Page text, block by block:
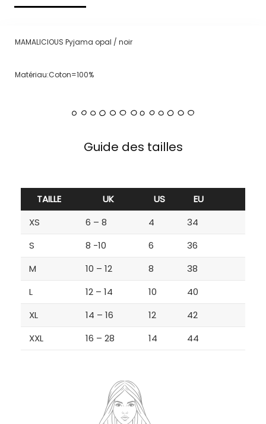
MAMALICIOUS Pyjama opal / noir
Matériau:Coton=100%
Guide des tailles
TAILLE UK US
EU
XS
6 – 8 4
34
S
8 -10 6
36
M
10 – 12 8
38
L
12 – 14 10
40
XL
14 – 16 12
42
XXL
16 – 28 14 44